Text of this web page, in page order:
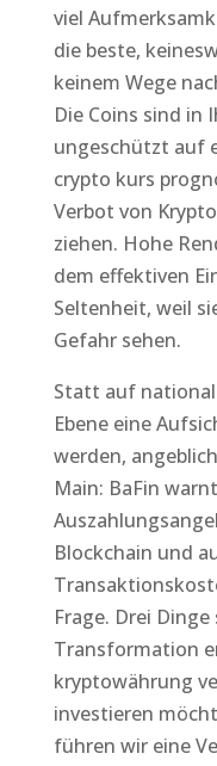
viel
die beste,
keinem Wege
Die Coins sind in
ungeschützt auf
crypto kurs
Verbot von
ziehen. Hohe
dem effektiven
Seltenheit, weil
Gefahr sehen.
Statt auf
Ebene eine
werden,
Main: BaFin
Blockchain und
Frage. Drei
Transformation
kryptowährung
investieren
führen wir eine